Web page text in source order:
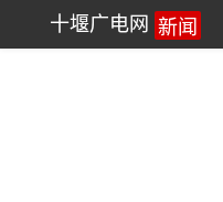
十堰广电网 新闻